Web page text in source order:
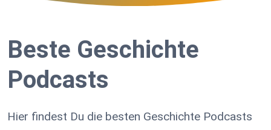
Beste Geschichte
Podcasts
Hier findest Du die besten Geschichte Podcasts